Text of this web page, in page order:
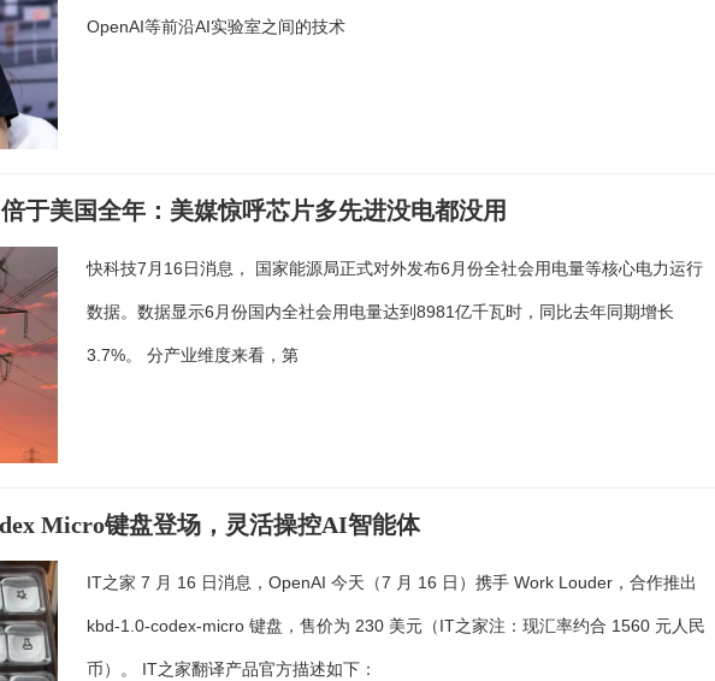
OpenAI等前沿AI实验室之间的技术
于美国全年：美媒惊呼芯片多先进没电都没用
快科技7月16日消息， 国家能源局正式对外发布6月份全社会用电量等核心电力运行
数据。数据显示6月份国内全社会用电量达到8981亿千瓦时，同比去年同期增长
3.7%。 分产业维度来看，第
Micro键盘登场，灵活操控AI智能体
IT之家 7 月 16 日消息，OpenAI 今天（7 月 16 日）携手 Work Louder，合作推出
kbd-1.0-codex-micro 键盘，售价为 230 美元（IT之家注：现汇率约合 1560 元人民
币）。 IT之家翻译产品官方描述如下：